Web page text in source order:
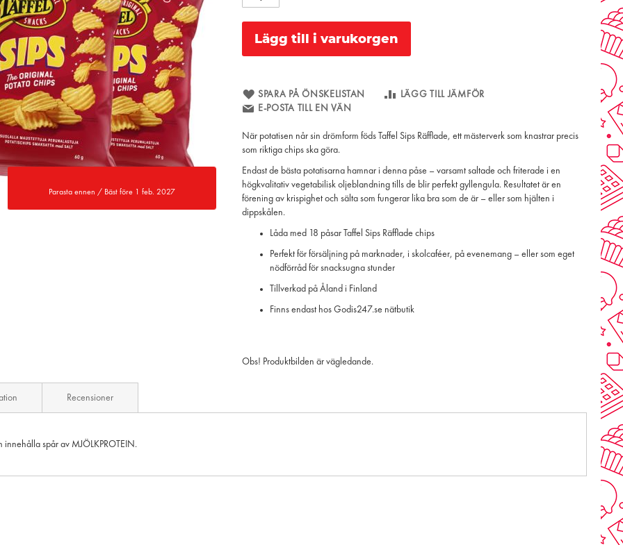
Parasta ennen / Bäst före 1 feb. 2027
Lägg till i varukorgen
SPARA PÅ ÖNSKELISTAN
LÄGG TILL JÄMFÖR
E-POSTA TILL EN VÄN
När potatisen når sin drömform föds Taffel Sips Räfflade, ett mästerverk som knastrar precis
som riktiga chips ska göra.
Endast de bästa potatisarna hamnar i denna påse – varsamt saltade och friterade i en
högkvalitativ vegetabilisk oljeblandning tills de blir perfekt gyllengula. Resultatet är en
förening av krispighet och sälta som fungerar lika bra som de är – eller som hjälten i
dippskålen.
Låda med 18 påsar Taffel Sips Räfflade chips
Perfekt för försäljning på marknader, i skolcaféer, på evenemang – eller som eget
nödförråd för snacksugna stunder
Tillverkad på Åland i Finland
Finns endast hos Godis247.se nätbutik
Obs! Produktbilden är vägledande.
innehålla spår av MJÖLKPROTEIN.
Recensioner